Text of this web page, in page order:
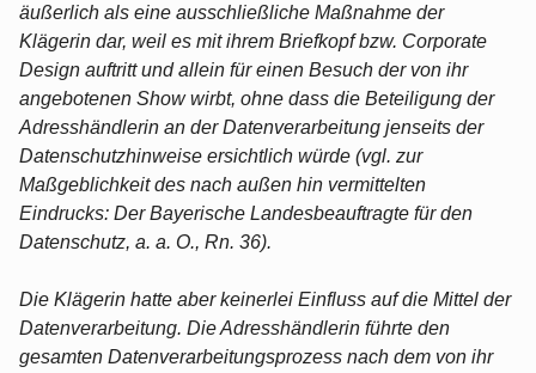
äußerlich als eine ausschließliche Maßnahme der
Klägerin dar, weil es mit ihrem Briefkopf bzw. Corporate
Design auftritt und allein für einen Besuch der von ihr
angebotenen Show wirbt, ohne dass die Beteiligung der
Adresshändlerin an der Datenverarbeitung jenseits der
Datenschutzhinweise ersichtlich würde (vgl. zur
Maßgeblichkeit des nach außen hin vermittelten
Eindrucks: Der Bayerische Landesbeauftragte für den
Datenschutz, a. a. O., Rn. 36).
Die Klägerin hatte aber keinerlei Einfluss auf die Mittel der
Datenverarbeitung. Die Adresshändlerin führte den
gesamten Datenverarbeitungsprozess nach dem von ihr